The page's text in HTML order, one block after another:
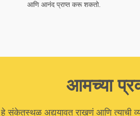
आणि आनंद प्राप्त करू शकतो.
आमच्या
हे संकेतस्थळ अद्ययावत राखणं आणि त्याची